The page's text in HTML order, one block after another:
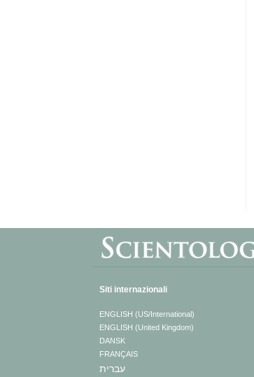
Siti internazionali
ENGLISH (US/International)
ENGLISH (United Kingdom)
DANSK
FRANÇAIS
עברית